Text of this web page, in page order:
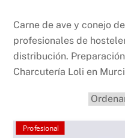
Carne de ave y conejo
profesionales de
distribución.
Charcutería Loli en
Profesional